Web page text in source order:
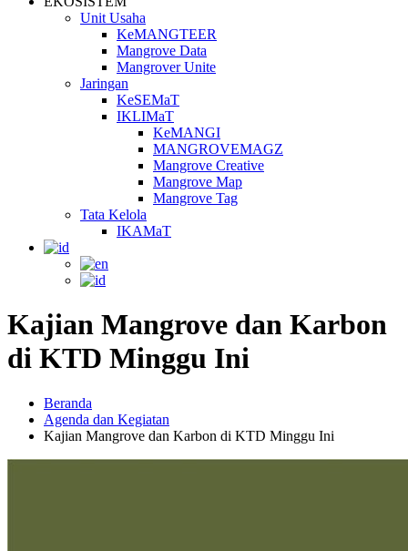
Unit Usaha
KeMANGTEER
Mangrove Data
Mangrover Unite
Jaringan
KeSEMaT
IKLIMaT
KeMANGI
MANGROVEMAGZ
Mangrove Creative
Mangrove Map
Mangrove Tag
Tata Kelola
IKAMaT
Kajian Mangrove dan Karbon
di KTD Minggu Ini
Beranda
Agenda dan Kegiatan
Kajian Mangrove dan Karbon di KTD Minggu Ini